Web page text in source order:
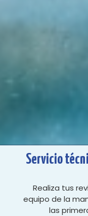
Servicio
Realiza tus
equipo de la
las